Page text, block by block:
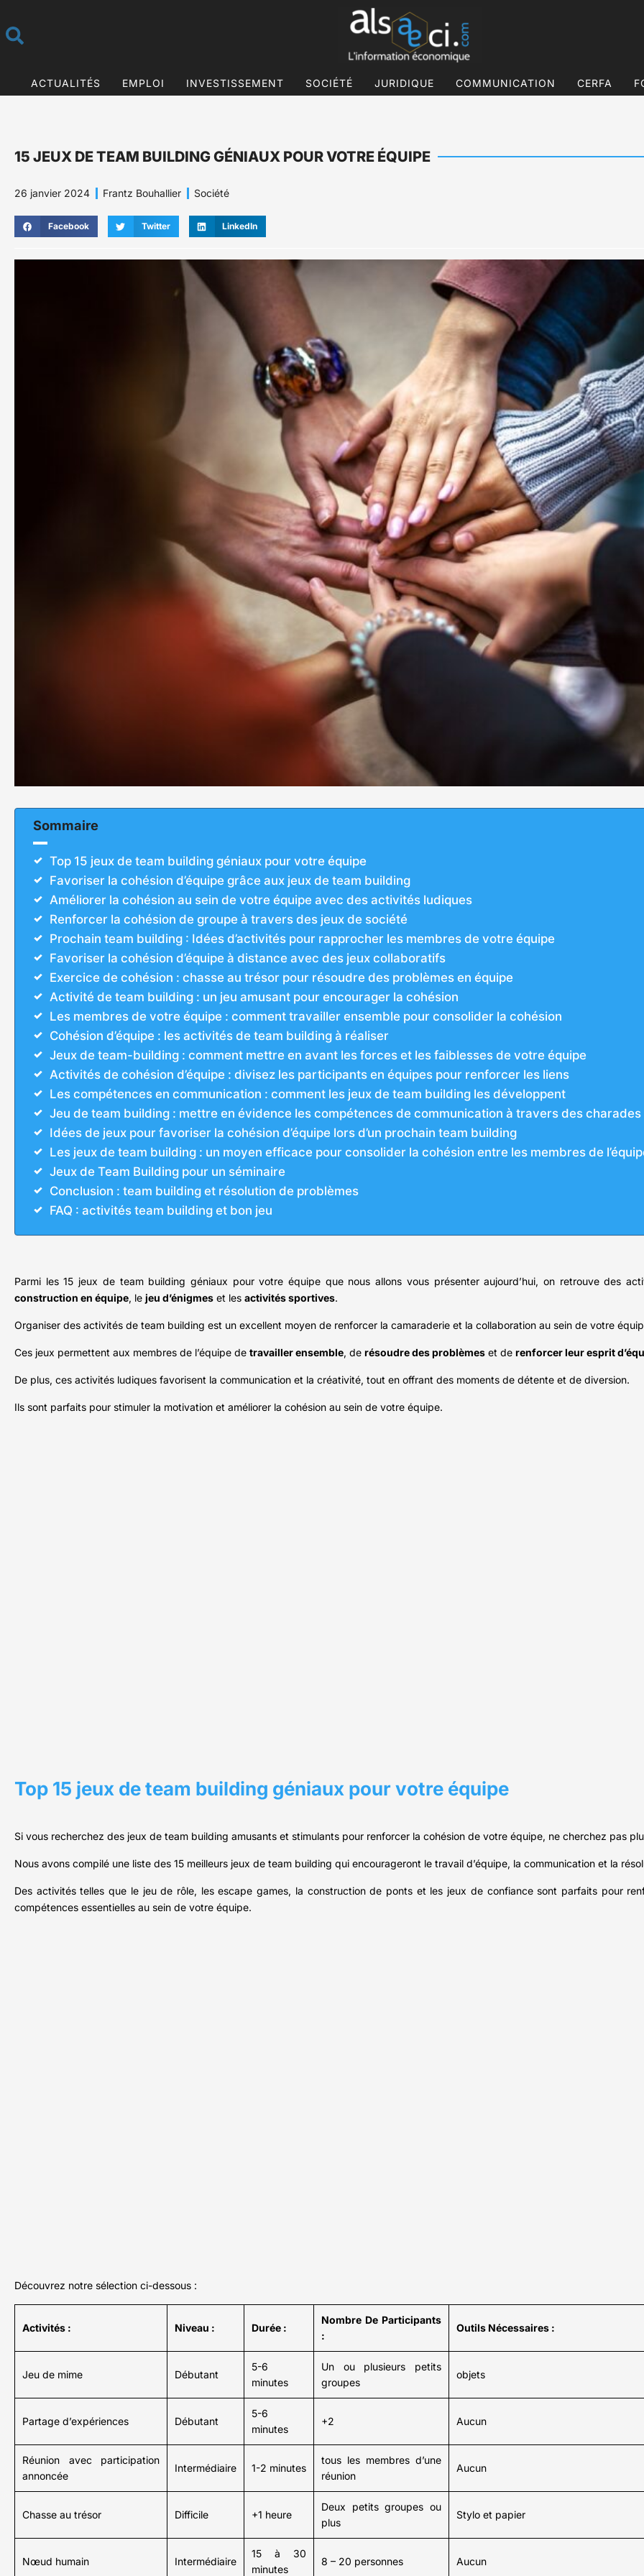
ACTUALITÉS EMPLOI INVESTISSEMENT SOCIÉTÉ JURIDIQUE COMMUNICATION CERFA
15 JEUX DE TEAM BUILDING GÉNIAUX POUR VOTRE ÉQUIPE
26 janvier 2024 Frantz Bouhallier Société
Facebook Twitter LinkedIn
Sommaire
Top 15 jeux de team building géniaux pour votre équipe
Favoriser la cohésion d’équipe grâce aux jeux de team building
Améliorer la cohésion au sein de votre équipe avec des activités ludiques
Renforcer la cohésion de groupe à travers des jeux de société
Prochain team building : Idées d’activités pour rapprocher les membres de votre équipe
Favoriser la cohésion d’équipe à distance avec des jeux collaboratifs
Exercice de cohésion : chasse au trésor pour résoudre des problèmes en équipe
Activité de team building : un jeu amusant pour encourager la cohésion
Les membres de votre équipe : comment travailler ensemble pour consolider la cohésion
Cohésion d’équipe : les activités de team building à réaliser
Jeux de team-building : comment mettre en avant les forces et les faiblesses de votre équipe
Activités de cohésion d’équipe : divisez les participants en équipes pour renforcer les liens
Les compétences en communication : comment les jeux de team building les développent
Jeu de team building : mettre en évidence les compétences de communication à travers des charades
Idées de jeux pour favoriser la cohésion d’équipe lors d’un prochain team building
Les jeux de team building : un moyen efficace pour consolider la cohésion entre les membres de
Jeux de Team Building pour un séminaire
Conclusion : team building et résolution de problèmes
FAQ : activités team building et bon jeu
Parmi les 15 jeux de team building géniaux pour votre équipe que nous allons vous présenter aujourd’hui, on retrouve des
construction en équipe, le jeu d’énigmes et les activités sportives.
Organiser des activités de team building est un excellent moyen de renforcer la camaraderie et la collaboration au sein de votre
Ces jeux permettent aux membres de l’équipe de travailler ensemble, de résoudre des problèmes et de renforcer leur esprit
De plus, ces activités ludiques favorisent la communication et la créativité, tout en offrant des moments de détente et de diversion.
Ils sont parfaits pour stimuler la motivation et améliorer la cohésion au sein de votre équipe.
Top 15 jeux de team building géniaux pour votre équipe
Si vous recherchez des jeux de team building amusants et stimulants pour renforcer la cohésion de votre équipe, ne cherchez pas
Nous avons compilé une liste des 15 meilleurs jeux de team building qui encourageront le travail d’équipe, la communication et la
Des activités telles que le jeu de rôle, les escape games, la construction de ponts et les jeux de confiance sont parfaits pour
compétences essentielles au sein de votre équipe.
Découvrez notre sélection ci-dessous :
Activités : Niveau : Durée :
Nombre De Participants
:
Outils Nécessaires :
Jeu de mime Débutant
5-6
minutes
Un ou plusieurs petits
groupes
objets
Partage d’expériences Débutant
5-6
minutes
+2 Aucun
Réunion avec participation
annoncée
Intermédiaire 1-2 minutes
tous les membres d’une
réunion
Aucun
Chasse au trésor Difficile +1 heure
Deux petits groupes ou
plus
Stylo et papier
Nœud humain Intermédiaire
15 à 30
minutes
8 – 20 personnes Aucun